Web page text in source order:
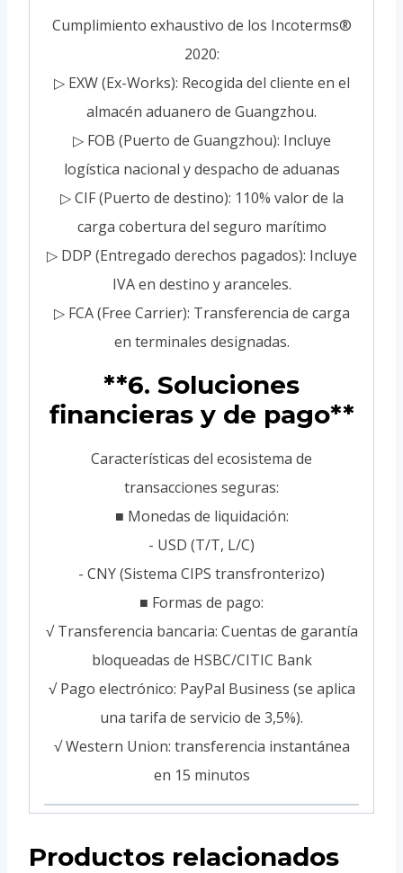
Cumplimiento exhaustivo de los Incoterms®
2020:
▷ EXW (Ex-Works): Recogida del cliente en el
almacén aduanero de Guangzhou.
▷ FOB (Puerto de Guangzhou): Incluye
logística nacional y despacho de aduanas
▷ CIF (Puerto de destino): 110% valor de la
carga cobertura del seguro marítimo
▷ DDP (Entregado derechos pagados): Incluye
IVA en destino y aranceles.
▷ FCA (Free Carrier): Transferencia de carga
en terminales designadas.
**6. Soluciones
financieras y de pago**
Características del ecosistema de
transacciones seguras:
■ Monedas de liquidación:
- USD (T/T, L/C)
- CNY (Sistema CIPS transfronterizo)
■ Formas de pago:
√ Transferencia bancaria: Cuentas de garantía
bloqueadas de HSBC/CITIC Bank
√ Pago electrónico: PayPal Business (se aplica
una tarifa de servicio de 3,5%).
√ Western Union: transferencia instantánea
en 15 minutos
Productos relacionados